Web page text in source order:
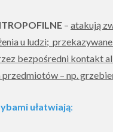
– atakują
u ludzi;
bezpośredni kontakt
– np.
ułatwiają: